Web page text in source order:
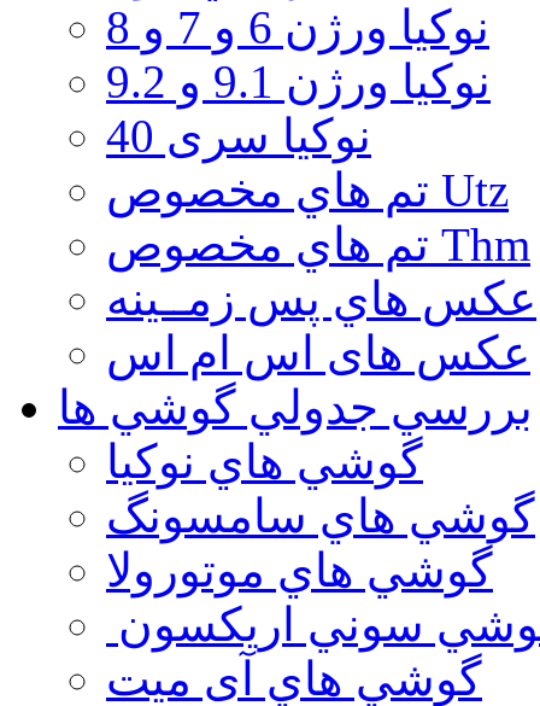
نوكيا ورژن 6 و 7 و 8
نوكيا ورژن 9.1 و 9.2
نوکیا سری 40
تم هاي مخصوص Utz
تم هاي مخصوص Thm
عكس هاي پس زمــينه
عكس های اس ام اس
بررسي جدولي گوشي ها
گوشي هاي نوكيا
گوشي هاي سامسونگ
گوشي هاي موتورولا
سوني اريكسون
گوشي هاي آی میت